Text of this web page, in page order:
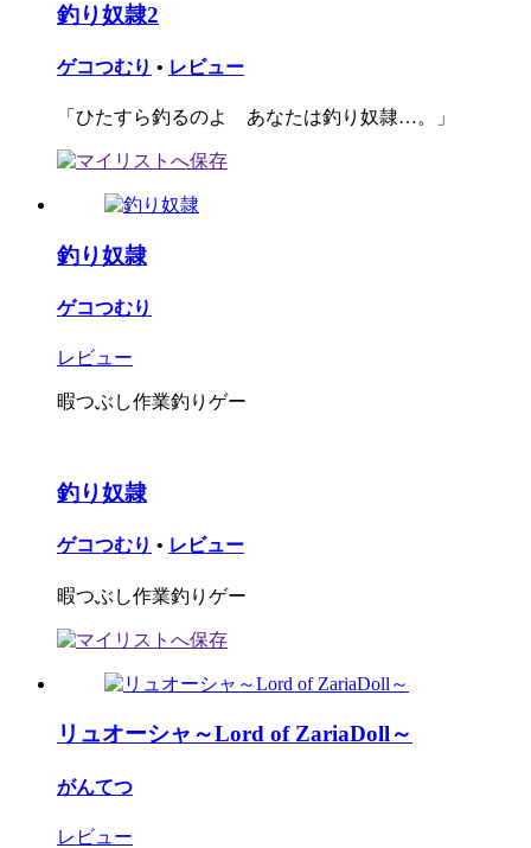
釣り奴隷2
ゲコつむり • レビュー
「ひたすら釣るのよ あなたは釣り奴隷…。」
釣り奴隷
ゲコつむり
レビュー
暇つぶし作業釣りゲー
釣り奴隷
ゲコつむり • レビュー
暇つぶし作業釣りゲー
リュオーシャ～Lord of ZariaDoll～
がんてつ
レビュー